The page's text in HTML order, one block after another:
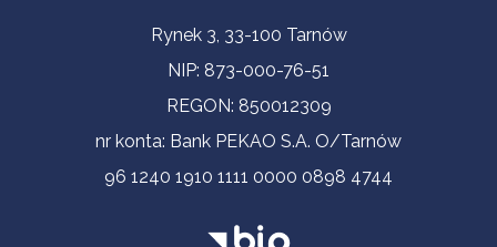
Informacje kontaktoweRynek 3, 33-100 Tarnów
NIP: 873-000-76-51
REGON: 850012309
nr konta: Bank PEKAO S.A. O/Tarnów
96 1240 1910 1111 0000 0898 4744